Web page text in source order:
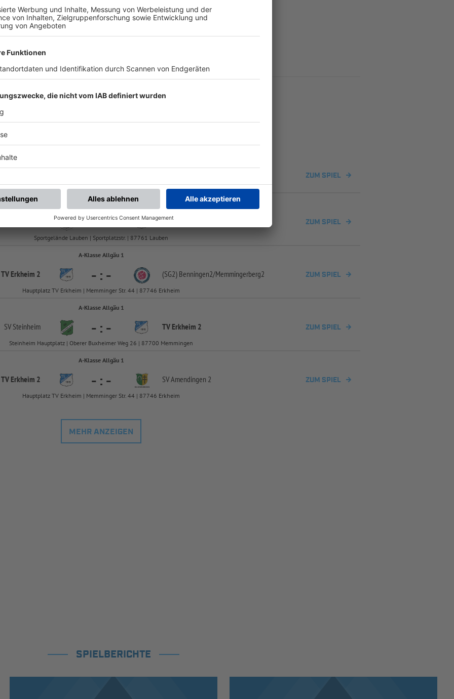
Spiele Letzte Spiele Kompletter Spielplan
Abgesetzt
ZUM SPIEL
A-Klasse Allgäu 1
-:- TV Erkheim 2 ZUM SPIEL
Sportgelände Lauben | Sportplatzstr. | 87761 Lauben
A-Klasse Allgäu 1
TV Erkheim 2 - : - (SG2) Benningen2/Memmingerberg2 ZUM SPIEL
Hauptplatz TV Erkheim | Memminger Str. 44 | 87746 Erkheim
A-Klasse Allgäu 1
SV Steinheim - : - TV Erkheim 2 ZUM SPIEL
Steinheim Hauptplatz | Oberer Buxheimer Weg 26 | 87700 Memmingen
A-Klasse Allgäu 1
TV Erkheim 2 - : - SV Amendingen 2 ZUM SPIEL
Hauptplatz TV Erkheim | Memminger Str. 44 | 87746 Erkheim
MEHR ANZEIGEN
SPIELBERICHTE